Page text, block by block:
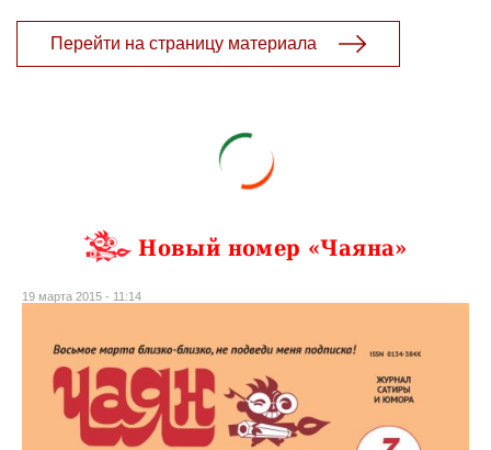
Перейти на страницу материала
Новый номер «Чаяна»
19 марта 2015 - 11:14